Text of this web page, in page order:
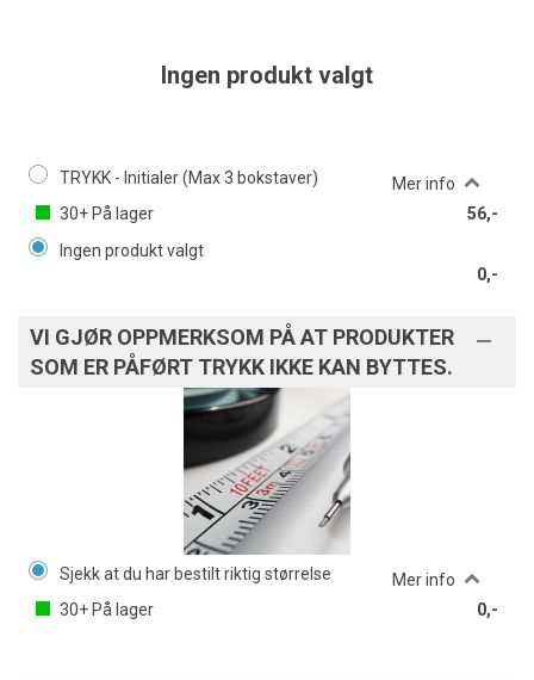
Ingen produkt valgt
TRYKK - Initialer (Max 3 bokstaver)
Mer info
30+ På lager
56,-
Ingen produkt valgt
0,-
VI GJØR OPPMERKSOM PÅ AT PRODUKTER
SOM ER PÅFØRT TRYKK IKKE KAN BYTTES.
Sjekk at du har bestilt riktig størrelse
Mer info
30+ På lager 0,-